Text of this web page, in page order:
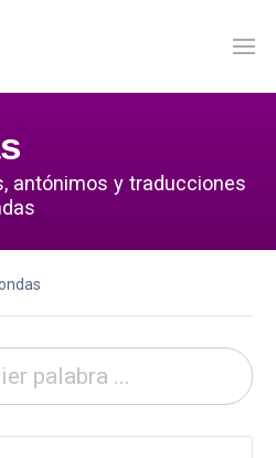
antónimos y traducciones